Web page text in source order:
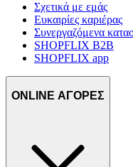
Σχετικά με εμάς
Ευκαιρίες καριέρας
Συνεργαζόμενα
SHOPFLIX B2B
SHOPFLIX app
ONLINE ΑΓΟΡΕΣ